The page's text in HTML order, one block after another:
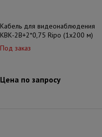
Кабель для видеонаблюдения
КВК-2В+2*0,75 Ripo (1х200 м)
Под заказ
Цена по запросу